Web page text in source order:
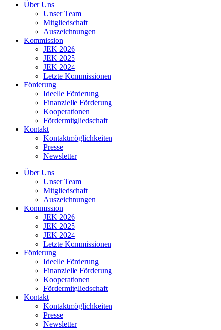
Über Uns
Unser Team
Mitgliedschaft
Auszeichnungen
Kommission
JEK 2026
JEK 2025
JEK 2024
Letzte Kommissionen
Förderung
Ideelle Förderung
Finanzielle Förderung
Kooperationen
Fördermitgliedschaft
Kontakt
Kontaktmöglichkeiten
Presse
Newsletter
Über Uns
Unser Team
Mitgliedschaft
Auszeichnungen
Kommission
JEK 2026
JEK 2025
JEK 2024
Letzte Kommissionen
Förderung
Ideelle Förderung
Finanzielle Förderung
Kooperationen
Fördermitgliedschaft
Kontakt
Kontaktmöglichkeiten
Presse
Newsletter